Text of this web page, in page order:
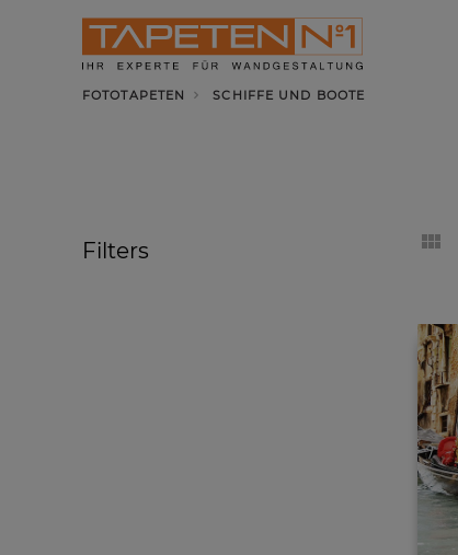
FOTOTAPETEN SCHIFFE UND BOOTE
Haben Sie Lust auf einen Frische-
Filters